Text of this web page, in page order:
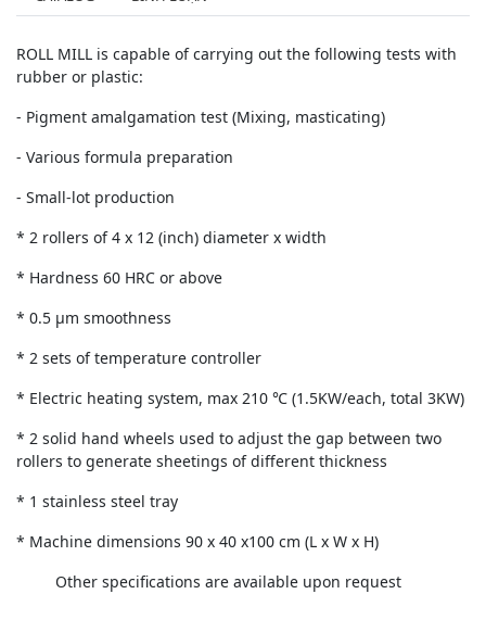
ROLL MILL is capable of carrying out the following tests with
rubber or plastic:
- Pigment amalgamation test (Mixing, masticating)
- Various formula preparation
- Small-lot production
* 2 rollers of 4 x 12 (inch) diameter x width
* Hardness 60 HRC or above
* 0.5 µm smoothness
* 2 sets of temperature controller
* Electric heating system, max 210 ℃ (1.5KW/each, total 3KW)
* 2 solid hand wheels used to adjust the gap between two
rollers to generate sheetings of different thickness
* 1 stainless steel tray
* Machine dimensions 90 x 40 x100 cm (L x W x H)
Other specifications are available upon request